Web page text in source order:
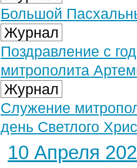
Большой
Журнал
Поздравление с
митрополита
Журнал
Служение
день Светлого
10 Апреля